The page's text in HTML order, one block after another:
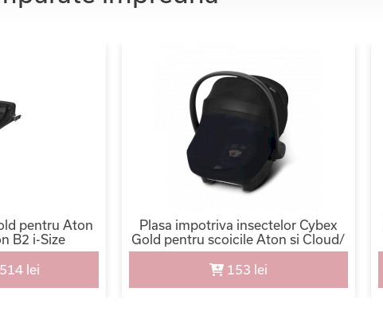
pentru Aton
B2 i-Size
lei
Plasa impotriva insectelor Cybex
Gold pentru scoicile Aton si Cloud/
Black
153 lei